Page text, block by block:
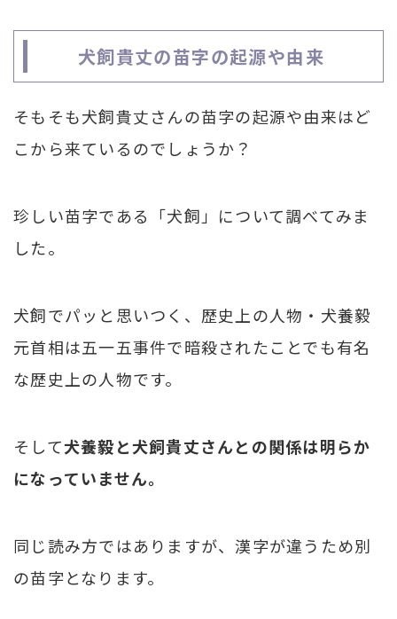
犬飼貴丈の苗字の起源や由来
そもそも犬飼貴丈さんの苗字の起源や由来はど
こから来ているのでしょうか？
珍しい苗字である「犬飼」について調べてみま
した。
犬飼でパッと思いつく、歴史上の人物・犬養毅
元首相は五一五事件で暗殺されたことでも有名
な歴史上の人物です。
そして犬養毅と犬飼貴丈さんとの関係は明らか
になっていません。
同じ読み方ではありますが、漢字が違うため別
の苗字となります。